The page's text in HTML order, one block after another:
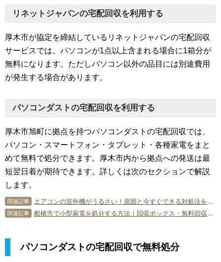
リネットジャパンの宅配回収を利用する
厚木市が協定を締結しているリネットジャパンの宅配回収
サービスでは、パソコンが1点以上含まれる場合に1箱分が
無料になります。ただしパソコン以外の品目には別途費用
が発生する場合があります。
パソコンダストの宅配回収を利用する
厚木市旭町に拠点を持つパソコンダストの宅配回収では、
パソコン・スマートフォン・タブレット・各種家電をまと
めて無料で処分できます。厚木市内から拠点への発送は最
短翌日着が期待できます。詳しくは次のセクションで解説
します。
関連記事 エアコンの室外機がうるさい！原因と今すぐできる対処法を紹介します。
関連記事 船橋市で小型家電を処分する方法｜回収ボックス・無料回収まで解説
パソコンダストの宅配回収で無料処分